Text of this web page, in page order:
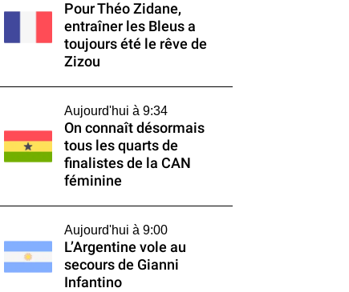
Pour Théo Zidane,
entraîner les Bleus a
toujours été le rêve de
Zizou
Aujourd'hui à 9:34
On connaît désormais
tous les quarts de
finalistes de la CAN
féminine
Aujourd'hui à 9:00
L’Argentine vole au
secours de Gianni
Infantino